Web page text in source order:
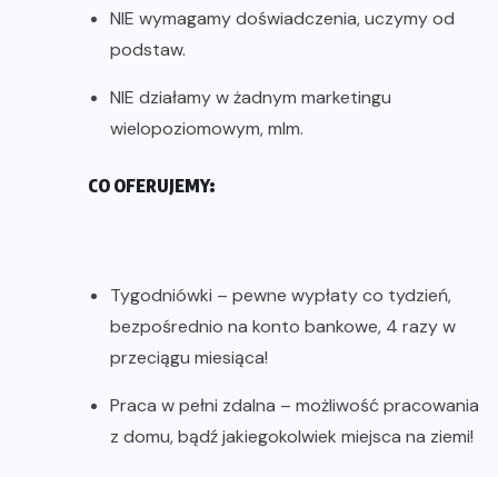
NIE wymagamy doświadczenia, uczymy od
podstaw.
NIE działamy w żadnym marketingu
wielopoziomowym, mlm.
CO OFERUJEMY:
Tygodniówki – pewne wypłaty co tydzień,
bezpośrednio na konto bankowe, 4 razy w
przeciągu miesiąca!
Praca w pełni zdalna – możliwość pracowania
z domu, bądź jakiegokolwiek miejsca na ziemi!